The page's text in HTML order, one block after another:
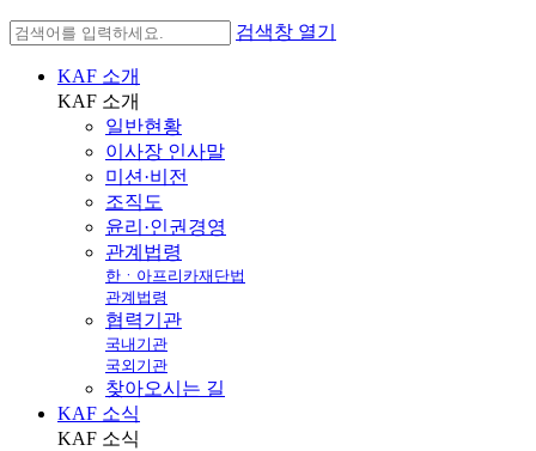
검색창 열기
KAF 소개
KAF 소개
일반현황
이사장 인사말
미션·비전
조직도
윤리·인권경영
관계법령
한ㆍ아프리카재단법
관계법령
협력기관
국내기관
국외기관
찾아오시는 길
KAF 소식
KAF 소식